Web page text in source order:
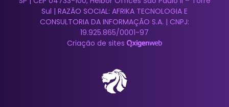
Sul | RAZÃO SOCIAL: AFRIKA TECNOLOGIA E
CONSULTORIA DA INFORMAÇÃO S.A. | CNPJ:
19.925.865/0001-97
Criação de sites